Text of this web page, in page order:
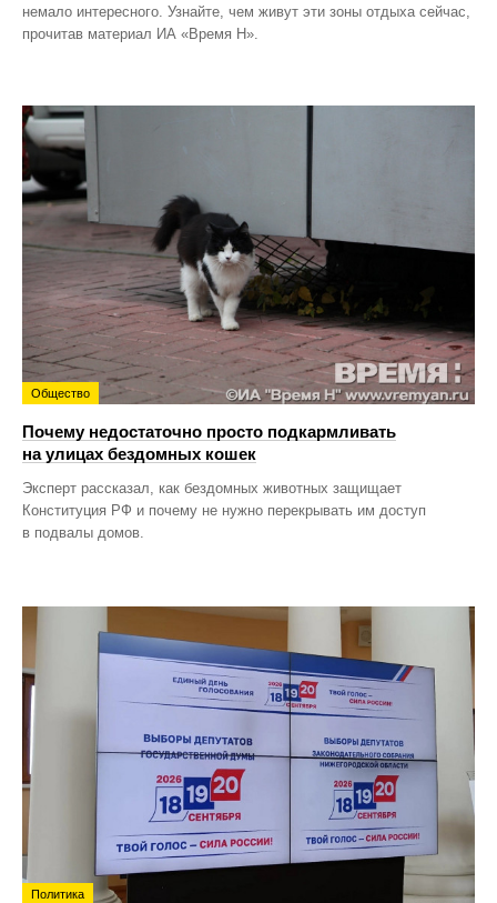
немало интересного. Узнайте, чем живут эти зоны отдыха сейчас,
прочитав материал ИА «Время Н».
Общество
Почему недостаточно просто подкармливать
на улицах бездомных кошек
Эксперт рассказал, как бездомных животных защищает
Конституция РФ и почему не нужно перекрывать им доступ
в подвалы домов.
Политика